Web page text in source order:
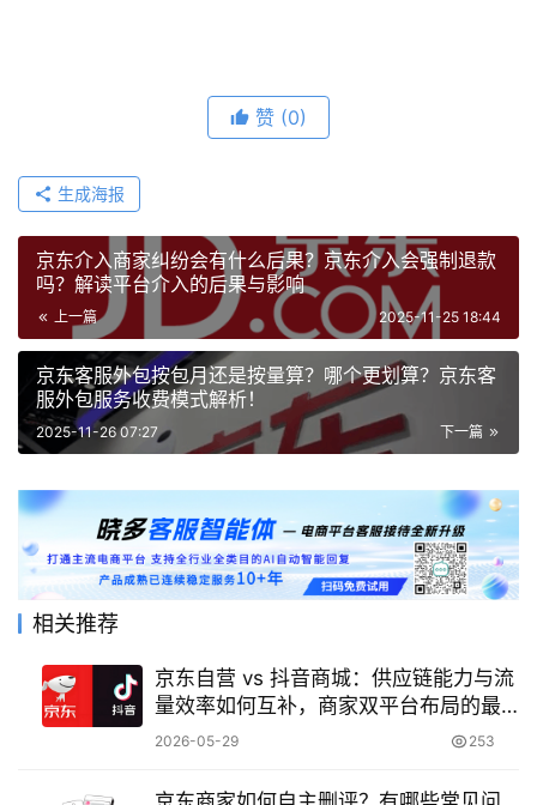
赞 (0)
生成海报
京东介入商家纠纷会有什么后果？京东介入会强制退款
吗？解读平台介入的后果与影响
上一篇 2025-11-25 18:44
京东客服外包按包月还是按量算？哪个更划算？京东客
服外包服务收费模式解析！
下一篇
2025-11-26 07:27
相关推荐
京东自营 vs 抖音商城：供应链能力与流
量效率如何互补，商家双平台布局的最
优解是什么？
2026-05-29 253